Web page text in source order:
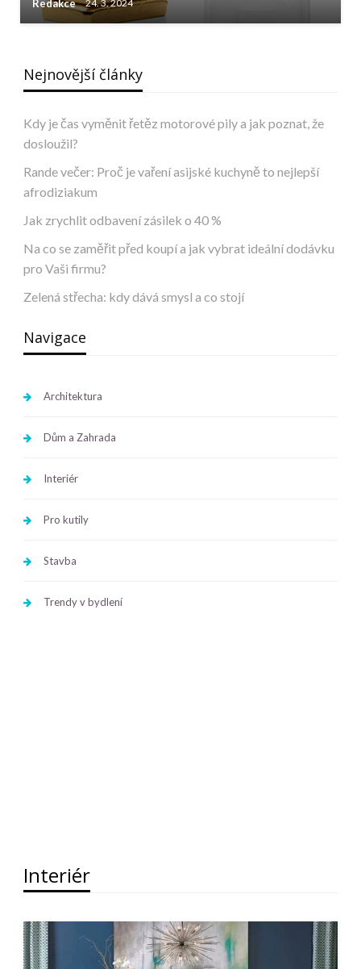
Redakce 24. 3. 2024
Nejnovější články
Kdy je čas vyměnit řetěz motorové pily a jak poznat, že
dosloužil?
Rande večer: Proč je vaření asijské kuchyně to nejlepší
afrodiziakum
Jak zrychlit odbavení zásilek o 40 %
Na co se zaměřit před koupí a jak vybrat ideální dodávku
pro Vaši firmu?
Zelená střecha: kdy dává smysl a co stojí
Navigace
Architektura
Dům a Zahrada
Interiér
Pro kutily
Stavba
Trendy v bydlení
Interiér